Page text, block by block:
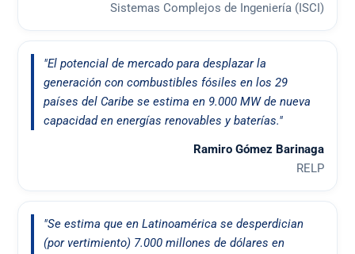
Sistemas Complejos de Ingeniería (ISCI)
"El potencial de mercado para desplazar la
generación con combustibles fósiles en los 29
países del Caribe se estima en 9.000 MW de nueva
capacidad en energías renovables y baterías."
Ramiro Gómez Barinaga
RELP
"Se estima que en Latinoamérica se desperdician
(por vertimiento) 7.000 millones de dólares en